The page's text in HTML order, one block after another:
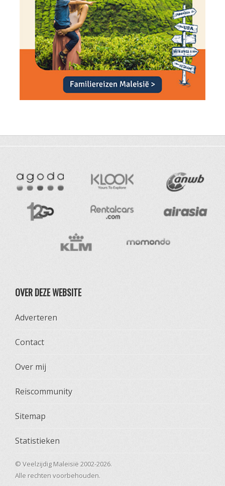
OVER DEZE WEBSITE
Adverteren
Contact
Over mij
Reiscommunity
Sitemap
Statistieken
© Veelzijdig Maleisië 2002-2026.
Alle rechten voorbehouden.